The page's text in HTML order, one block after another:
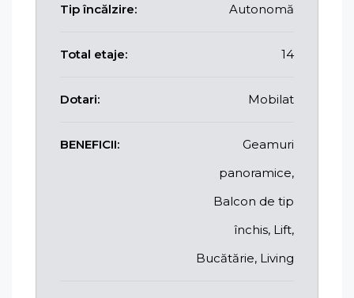
Tip încălzire: Autonomă
Total etaje: 14
Dotari: Mobilat
BENEFICII:
Geamuri
panoramice,
Balcon de tip
închis, Lift,
Bucătărie, Living